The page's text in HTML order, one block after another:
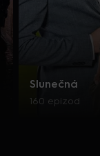
Slunečná
160 epizod